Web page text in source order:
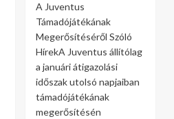
A Juventus
Támadójátékának
Megerősítéséről Szóló
HírekA Juventus állítólag
a januári átigazolási
időszak utolsó napjaiban
támadójátékának
megerősítésén